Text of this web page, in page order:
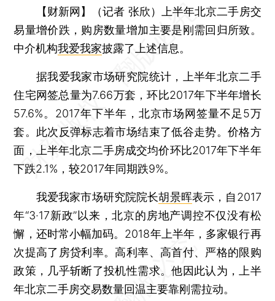
【财新网】（记者 张欣）
上半年北京二手房交
易量增价跌，购房数量增加主要是刚需回归所致。
中介机构我爱我家披露了上述信息。
据我爱我家市场研究院统计，上半年北京二手
住宅网签总量为7.66万套，环比2017年下半年增长
57.6%。2017年下半年，北京市场网签量不足5万
套。此次反弹标志着市场结束了低谷走势。价格方
面，上半年北京二手房成交均价环比2017年下半年
下跌2.1%，较2017年同期跌9%。
我爱我家市场研究院院长胡景晖表示，自2017
年“3·17新政”以来，北京的房地产调控不仅没有松
懈，还时常小幅加码。2018年上半年，多家银行再
次提高了房贷利率。高利率、高首付、严格的限购
政策，几乎斩断了投机性需求。他因此认为，上半
年北京二手房交易数量回温主要靠刚需拉动。